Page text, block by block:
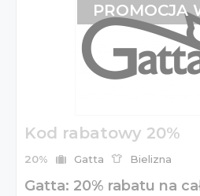
Kod rabatowy 20%
20% Gatta Bielizna
Gatta: 20% rabatu na
PROMOCJA